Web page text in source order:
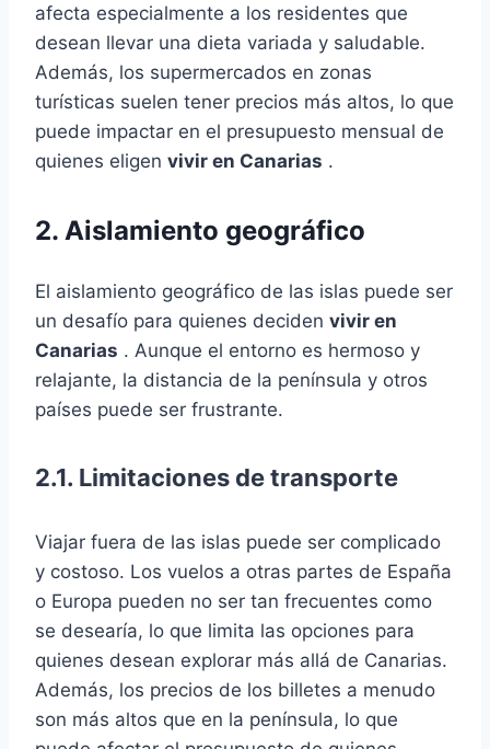
afecta especialmente a los residentes que
desean llevar una dieta variada y saludable.
Además, los supermercados en zonas
turísticas suelen tener precios más altos, lo que
puede impactar en el presupuesto mensual de
quienes eligen vivir en Canarias .
2. Aislamiento geográfico
El aislamiento geográfico de las islas puede ser
un desafío para quienes deciden vivir en
Canarias . Aunque el entorno es hermoso y
relajante, la distancia de la península y otros
países puede ser frustrante.
2.1. Limitaciones de transporte
Viajar fuera de las islas puede ser complicado
y costoso. Los vuelos a otras partes de España
o Europa pueden no ser tan frecuentes como
se desearía, lo que limita las opciones para
quienes desean explorar más allá de Canarias.
Además, los precios de los billetes a menudo
son más altos que en la península, lo que